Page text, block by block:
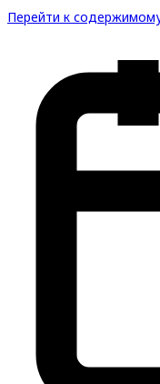
Перейти к